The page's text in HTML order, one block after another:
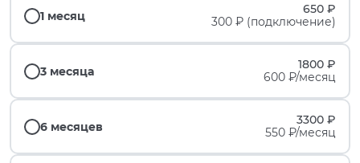
1 месяц
650 ₽
300 ₽ (подключение)
3 месяца
1800 ₽
600 ₽/месяц
6 месяцев
3300 ₽
550 ₽/месяц